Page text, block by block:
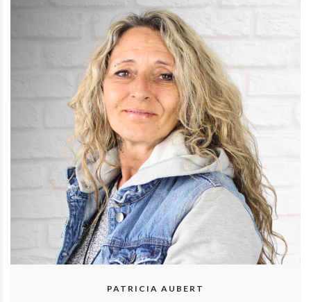
PATRICIA AUBERT